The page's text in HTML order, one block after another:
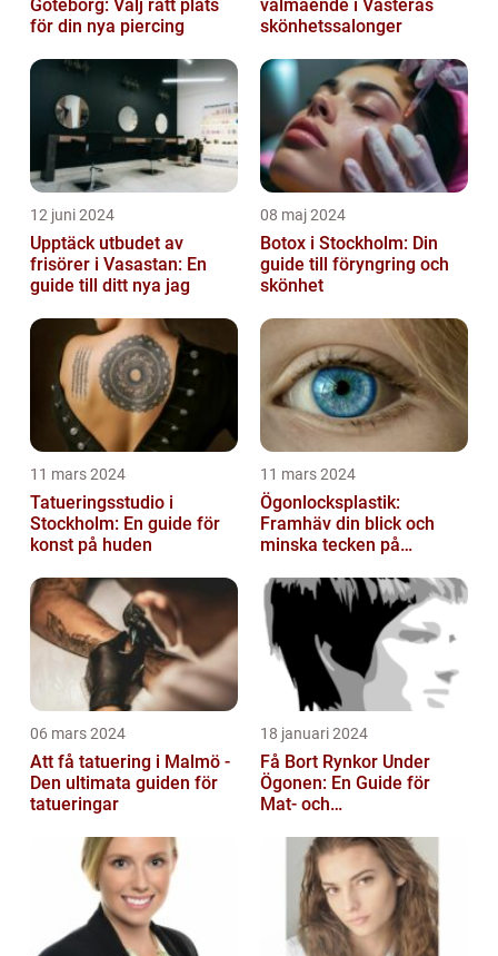
Göteborg: Välj rätt plats
för din nya piercing
välmående i Västerås
skönhetssalonger
12 juni 2024
Upptäck utbudet av
frisörer i Vasastan: En
guide till ditt nya jag
08 maj 2024
Botox i Stockholm: Din
guide till föryngring och
skönhet
11 mars 2024
Tatueringsstudio i
Stockholm: En guide för
konst på huden
11 mars 2024
Ögonlocksplastik:
Framhäv din blick och
minska tecken på
06 mars 2024
Att få tatuering i Malmö -
Den ultimata guiden för
tatueringar
18 januari 2024
Få Bort Rynkor Under
Ögonen: En Guide för
Mat- och